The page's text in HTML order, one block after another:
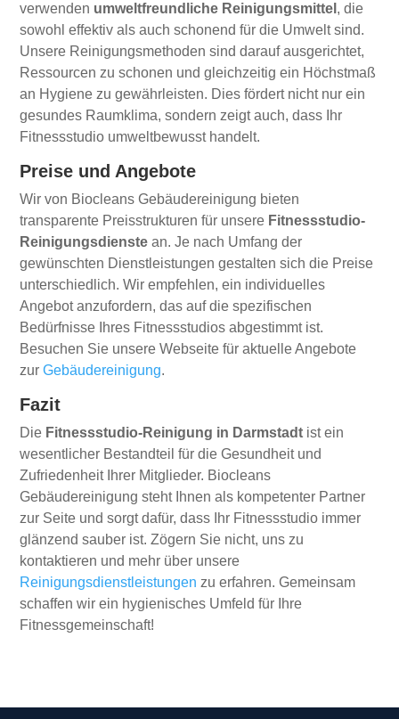
verwenden umweltfreundliche Reinigungsmittel , die
sowohl effektiv als auch schonend für die Umwelt sind.
Unsere Reinigungsmethoden sind darauf ausgerichtet,
Ressourcen zu schonen und gleichzeitig ein Höchstmaß
an Hygiene zu gewährleisten. Dies fördert nicht nur ein
gesundes Raumklima, sondern zeigt auch, dass Ihr
Fitnessstudio umweltbewusst handelt.
Preise und Angebote
Wir von Biocleans Gebäudereinigung bieten
transparente Preisstrukturen für unsere Fitnessstudio-
Reinigungsdienste an. Je nach Umfang der
gewünschten Dienstleistungen gestalten sich die Preise
unterschiedlich. Wir empfehlen, ein individuelles
Angebot anzufordern, das auf die spezifischen
Bedürfnisse Ihres Fitnessstudios abgestimmt ist.
Besuchen Sie unsere Webseite für aktuelle Angebote
zurGebäudereinigung.
Fazit
Die Fitnessstudio-Reinigung in Darmstadt ist ein
wesentlicher Bestandteil für die Gesundheit und
Zufriedenheit Ihrer Mitglieder. Biocleans
Gebäudereinigung steht Ihnen als kompetenter Partner
zur Seite und sorgt dafür, dass Ihr Fitnessstudio immer
glänzend sauber ist. Zögern Sie nicht, uns zu
kontaktieren und mehr über unsere
Reinigungsdienstleistungen zu erfahren. Gemeinsam
schaffen wir ein hygienisches Umfeld für Ihre
Fitnessgemeinschaft!